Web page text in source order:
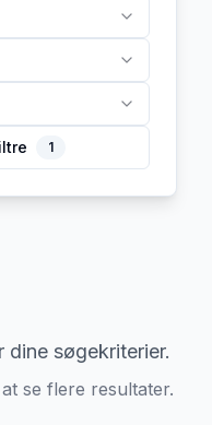
1
dine søgekriterier.
se flere resultater.